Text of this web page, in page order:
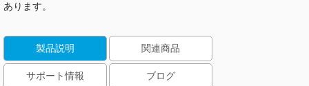
あります。
製品説明 関連商品
サポート情報 ブログ